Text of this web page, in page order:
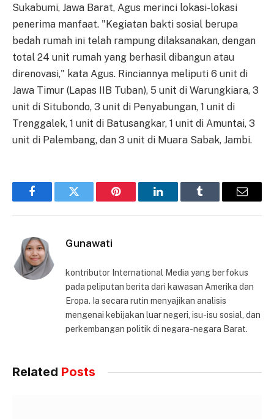
Sukabumi, Jawa Barat, Agus merinci lokasi-lokasi
penerima manfaat. "Kegiatan bakti sosial berupa
bedah rumah ini telah rampung dilaksanakan, dengan
total 24 unit rumah yang berhasil dibangun atau
direnovasi," kata Agus. Rinciannya meliputi 6 unit di
Jawa Timur (Lapas IIB Tuban), 5 unit di Warungkiara, 3
unit di Situbondo, 3 unit di Penyabungan, 1 unit di
Trenggalek, 1 unit di Batusangkar, 1 unit di Amuntai, 3
unit di Palembang, dan 3 unit di Muara Sabak, Jambi.
FacebookTwitter Pinterest LinkedInTumblr Email
Gunawati
kontributor International Media yang berfokus
pada peliputan berita dari kawasan Amerika dan
Eropa. Ia secara rutin menyajikan analisis
mengenai kebijakan luar negeri, isu-isu sosial, dan
perkembangan politik di negara-negara Barat.
Related Posts